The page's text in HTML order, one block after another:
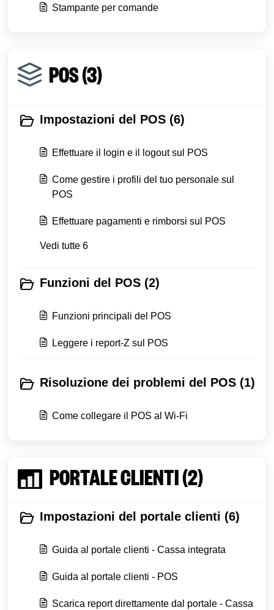
Stampante per comande
POS (3)
Impostazioni del POS (6)
Effettuare il login e il logout sul POS
Come gestire i profili del tuo personale sul
POS
Effettuare pagamenti e rimborsi sul POS
Vedi tutte 6
Funzioni del POS (2)
Funzioni principali del POS
Leggere i report-Z sul POS
Risoluzione dei problemi del POS (1)
Come collegare il POS al Wi-Fi
PORTALE CLIENTI (2)
Impostazioni del portale clienti (6)
Guida al portale clienti - Cassa integrata
Guida al portale clienti - POS
Scarica report direttamente dal portale - Cassa